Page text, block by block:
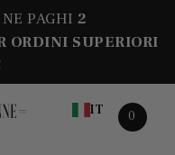
PAGHI 2
ORDINI SUPERIORI
IT 0